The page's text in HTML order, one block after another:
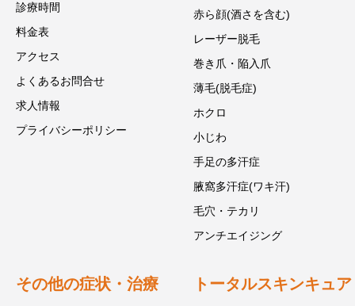
診療時間
料金表
アクセス
よくあるお問合せ
求人情報
プライバシーポリシー
赤ら顔(酒さを含む)
レーザー脱毛
巻き爪・陥入爪
薄毛(脱毛症)
ホクロ
小じわ
手足の多汗症
腋窩多汗症(ワキ汗)
毛穴・テカリ
アンチエイジング
その他の症状・治療 トータルスキンキュア